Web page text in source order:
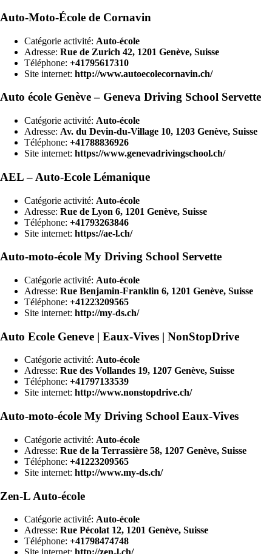
Auto-Moto-École de Cornavin
Catégorie activité: Auto-école
Adresse: Rue de Zurich 42, 1201 Genève, Suisse
Téléphone: +41795617310
Site internet: http://www.autoecolecornavin.ch/
Auto école Genève – Geneva Driving School Servette
Catégorie activité: Auto-école
Adresse: Av. du Devin-du-Village 10, 1203 Genève, Suisse
Téléphone: +41788836926
Site internet: https://www.genevadrivingschool.ch/
AEL – Auto-Ecole Lémanique
Catégorie activité: Auto-école
Adresse: Rue de Lyon 6, 1201 Genève, Suisse
Téléphone: +41793263846
Site internet: https://ae-l.ch/
Auto-moto-école My Driving School Servette
Catégorie activité: Auto-école
Adresse: Rue Benjamin-Franklin 6, 1201 Genève, Suisse
Téléphone: +41223209565
Site internet: http://my-ds.ch/
Auto Ecole Geneve | Eaux-Vives | NonStopDrive
Catégorie activité: Auto-école
Adresse: Rue des Vollandes 19, 1207 Genève, Suisse
Téléphone: +41797133539
Site internet: http://www.nonstopdrive.ch/
Auto-moto-école My Driving School Eaux-Vives
Catégorie activité: Auto-école
Adresse: Rue de la Terrassière 58, 1207 Genève, Suisse
Téléphone: +41223209565
Site internet: http://www.my-ds.ch/
Zen-L Auto-école
Catégorie activité: Auto-école
Adresse: Rue Pécolat 12, 1201 Genève, Suisse
Téléphone: +41798474748